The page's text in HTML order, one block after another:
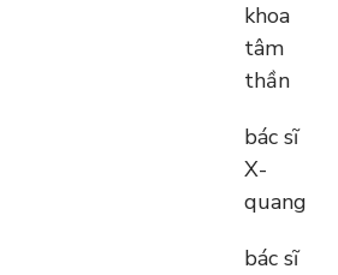
khoa
tâm
thần
bác sĩ
X-
quang
bác sĩ